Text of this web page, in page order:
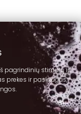
pagrindinių stimulų ir
prekes ir paslaugas,